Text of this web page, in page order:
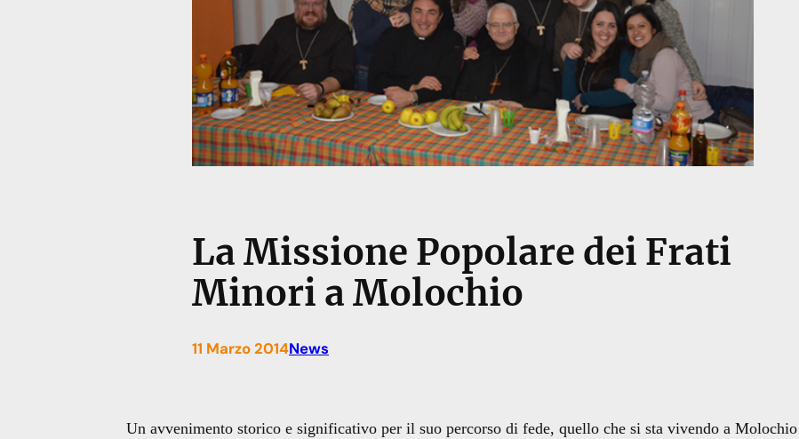
La Missione Popolare dei Frati
Minori a Molochio
11 Marzo 2014News
Un avvenimento storico e significativo per il suo percorso di fede, quello che si sta vivendo a